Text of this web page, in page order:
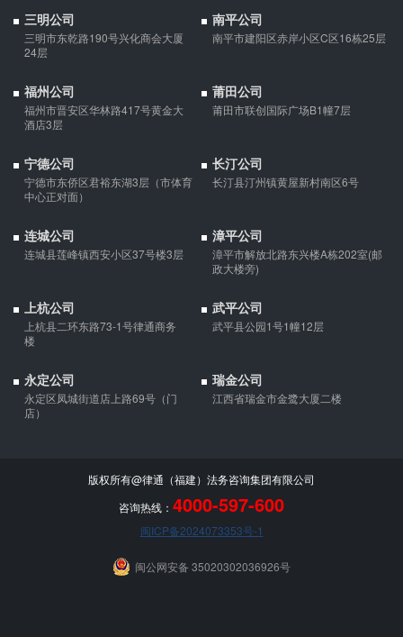
微信转账凭证能证明存在借款关系吗？
夫妻一方死亡后,债务怎么处理？
债权人就婚姻关系存续期间夫妻一方以个人名义所负债务主张权利
的，应当按夫妻共同债务处理。
三明公司
三明市东乾路190号兴化商会大厦
24层
南平公司
南平市建阳区赤岸小区C区16栋25层
福州公司
福州市晋安区华林路417号黄金大
酒店3层
莆田公司
莆田市联创国际广场B1幢7层
宁德公司
宁德市东侨区君裕东湖3层（市体育
中心正对面）
长汀公司
长汀县汀州镇黄屋新村南区6号
连城公司
连城县莲峰镇西安小区37号楼3层
漳平公司
漳平市解放北路东兴楼A栋202室(邮
政大楼旁)
上杭公司
上杭县二环东路73-1号律通商务
楼
武平公司
武平县公园1号1幢12层
永定公司
永定区凤城街道店上路69号（门
店）
瑞金公司
江西省瑞金市金鹭大厦二楼
版权所有@律通（福建）法务咨询集团有限公司
咨询热线： 4000-597-600
闽ICP备2024073353号-1
闽公网安备 35020302036926号